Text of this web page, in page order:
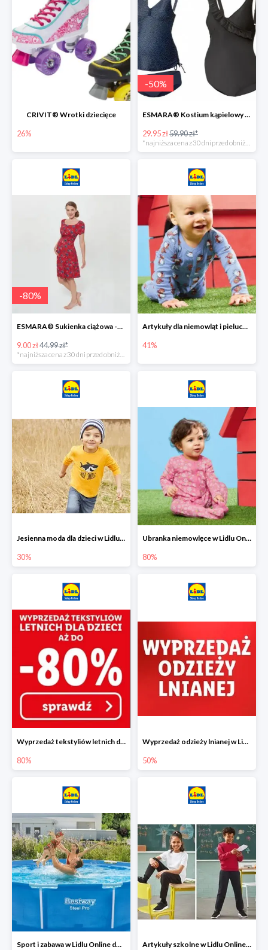
CRIVIT® Wrotki dziecięce
26%
-50%
ESMARA® Kostium kąpielowy ciążowy lub tankini ciążowe -50%
29.95 zł59.90 zł*
-80%
ESMARA® Sukienka ciążowa -79%
9.00 zł44.99 zł*
Artykuły dla niemowląt i pieluchy w Lidlu Online do -41%
41%
Jesienna moda dla dzieci w Lidlu Online do -30%
30%
Ubranka niemowlęce w Lidlu Online do -80%
80%
Wyprzedaż tekstyliów letnich dla dzieci w Lidlu Online do -80%
80%
Wyprzedaż odzieży lnianej w Lidlu Online do -50%
50%
Sport i zabawa w Lidlu Online do -28% Artykuły szkolne w Lidlu Online od 8,99 zł